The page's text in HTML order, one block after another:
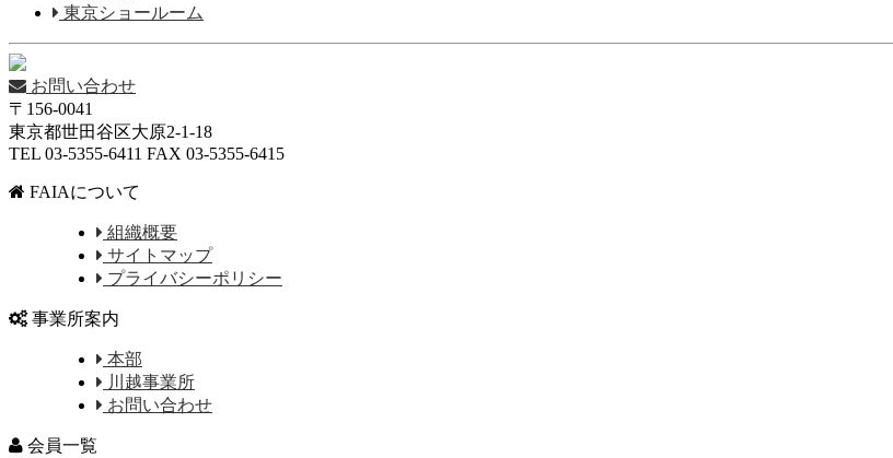
東京ショールーム
お問い合わせ
〒156-0041
東京都世田谷区大原2-1-18
TEL 03-5355-6411 FAX 03-5355-6415
FAIAについて
組織概要
サイトマップ
プライバシーポリシー
事業所案内
本部
川越事業所
お問い合わせ
会員一覧